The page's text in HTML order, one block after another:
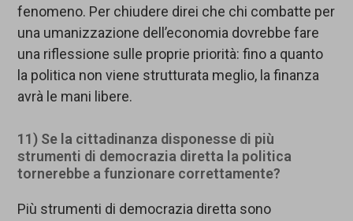
fenomeno. Per chiudere direi che chi combatte per
una umanizzazione dell’economia dovrebbe fare
una riflessione sulle proprie priorità: fino a quanto
la politica non viene strutturata meglio, la finanza
avrà le mani libere.
11) Se la cittadinanza disponesse di più
strumenti di democrazia diretta la politica
tornerebbe a funzionare correttamente?
Più strumenti di democrazia diretta sono